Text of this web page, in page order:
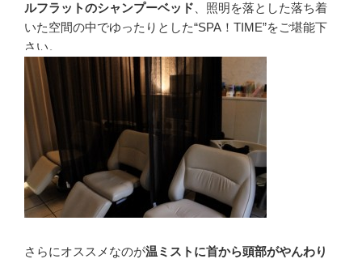
ルフラットのシャンプーベッド 、照明を落とした落ち着
いた空間の中でゆったりとした“SPA！TIME”をご堪能下
さい。
さらにオススメなのが温ミストに首から頭部がやんわり